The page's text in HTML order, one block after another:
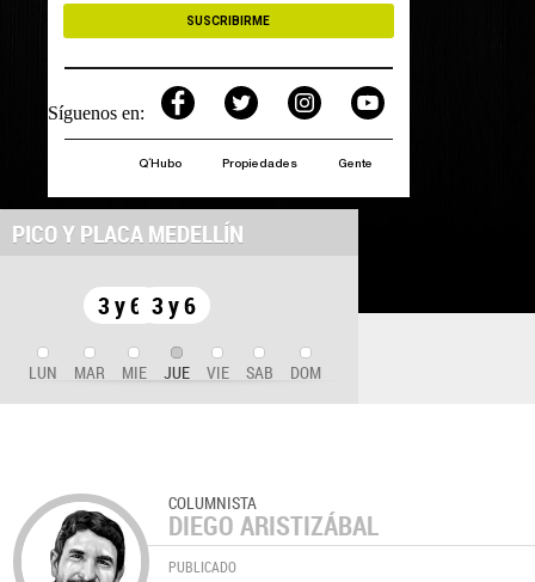
SUSCRIBIRME
Síguenos en:
Q´Hubo Propiedades Gente
PICO Y PLACA MEDELLÍN
3 y 6 3 y 6
LUN MAR MIE JUE VIE SAB DOM
COLUMNISTA
DIEGO ARISTIZÁBAL
PUBLICADO